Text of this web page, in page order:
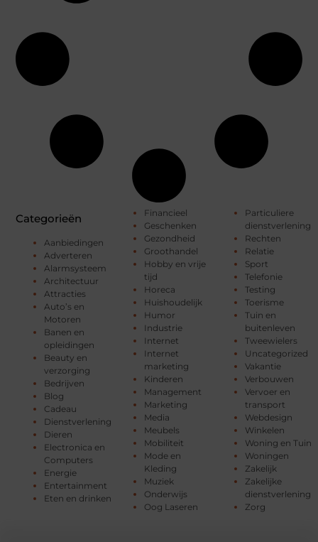
Categorieën
Aanbiedingen
Adverteren
Alarmsysteem
Architectuur
Attracties
Auto’s en
Motoren
Banen en
opleidingen
Beauty en
verzorging
Bedrijven
Blog
Cadeau
Dienstverlening
Dieren
Electronica en
Computers
Energie
Entertainment
Eten en drinken
Financieel
Geschenken
Gezondheid
Groothandel
Hobby en vrije
tijd
Horeca
Huishoudelijk
Humor
Industrie
Internet
Internet
marketing
Kinderen
Management
Marketing
Media
Meubels
Mobiliteit
Mode en
Kleding
Muziek
Onderwijs
Oog Laseren
Particuliere
dienstverlening
Rechten
Relatie
Sport
Telefonie
Testing
Toerisme
Tuin en
buitenleven
Tweewielers
Uncategorized
Vakantie
Verbouwen
Vervoer en
transport
Webdesign
Winkelen
Woning en Tuin
Woningen
Zakelijk
Zakelijke
dienstverlening
Zorg